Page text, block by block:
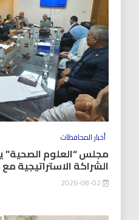
أخبار المحافظات
مجلس “العلوم الصحية”
الشراكة الاستراتيجية